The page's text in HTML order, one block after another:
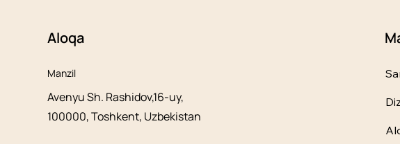
Aloqa
Manzil
Avenyu Sh. Rashidov,16-uy,
100000, Toshkent, Uzbekistan